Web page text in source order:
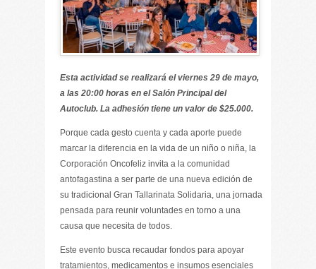
Esta actividad se realizará el viernes 29 de mayo,
a las 20:00 horas en el Salón Principal del
Autoclub. La adhesión tiene un valor de $25.000.
Porque cada gesto cuenta y cada aporte puede
marcar la diferencia en la vida de un niño o niña, la
Corporación Oncofeliz invita a la comunidad
antofagastina a ser parte de una nueva edición de
su tradicional Gran Tallarinata Solidaria, una jornada
pensada para reunir voluntades en torno a una
causa que necesita de todos.
Este evento busca recaudar fondos para apoyar
tratamientos, medicamentos e insumos esenciales